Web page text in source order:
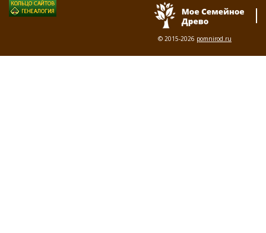
© 2015-2026 pomnirod.ru